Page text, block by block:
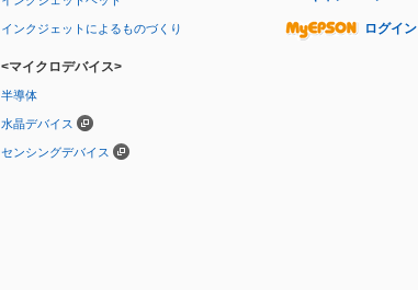
インクジェットによるものづくり
<マイクロデバイス>
半導体
水晶デバイス
センシングデバイス
ログイン